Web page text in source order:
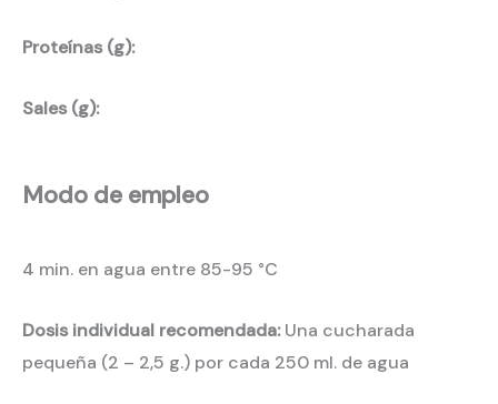
Proteínas (g):
Sales (g):
Modo de empleo
4 min. en agua entre 85-95 °C
Dosis individual recomendada:Una cucharada
pequeña (2 – 2,5 g.) por cada 250 ml. de agua